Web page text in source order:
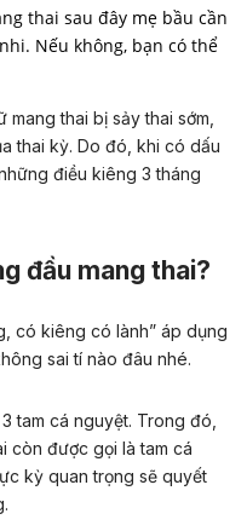
thai sau đây mẹ bầu cần
Nếu không, bạn có thể
thai bị sảy thai sớm,
thai kỳ. Do đó, khi có dấu
điều kiêng 3 tháng
đầu mang thai?
có kiêng có lành” áp dụng
sai tí nào đâu nhé.
tam cá nguyệt. Trong đó,
còn được gọi là tam cá
kỳ quan trọng sẽ quyết